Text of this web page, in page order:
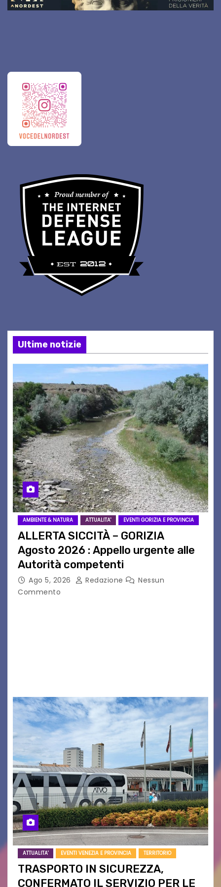
Ultime notizie
AMBIENTE & NATURA ATTUALITA' EVENTI GORIZIA E PROVINCIA
ALLERTA SICCITÀ – GORIZIA
Agosto 2026 : Appello urgente alle
Autorità competenti
Ago 5, 2026 Redazione
Nessun
Commento
ATTUALITA' EVENTI VENEZIA E PROVINCIA TERRITORIO
TRASPORTO IN SICUREZZA,
CONFERMATO IL SERVIZIO PER LE